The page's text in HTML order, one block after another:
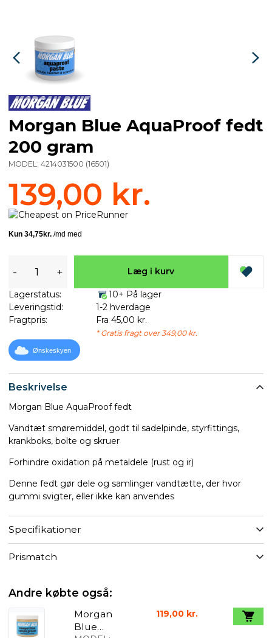
Beskrivelse
Morgan Blue AquaProof fedt
Vandtæt smøremiddel, godt til sadelpinde, styrfittings,
krankboks, bolte og skruer
Forhindre oxidation på metaldele (rust og ir)
Denne fedt gør dele og samlinger vandtætte, der hvor
gummi svigter, eller ikke kan anvendes
Specifikationer
Prismatch
Morgan Blue AquaProof fedt
200 gram
MODEL: 4214031500 (16501)
139,00 kr.
- + Læg i kurv
Lagerstatus:
10+ På lager
Leveringstid:
1-2 hverdage
Fragtpris:
Fra 45,00 kr.
* Gratis fragt over 349,00 kr.
Ønskeskyen
Andre købte også:
Morgan
Blue
119,00 kr.